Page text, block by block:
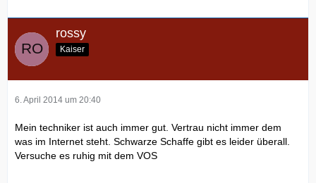
rossy
Kaiser
6. April 2014 um 20:40
Mein techniker ist auch immer gut. Vertrau nicht immer dem
was im Internet steht. Schwarze Schaffe gibt es leider überall.
Versuche es ruhig mit dem VOS